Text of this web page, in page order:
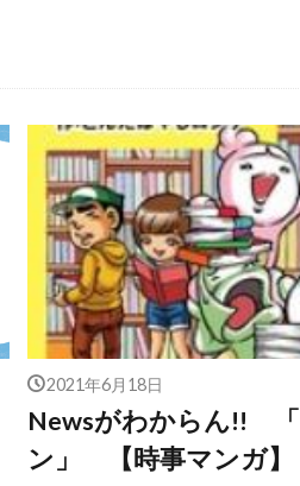
2021年6月18日
Newsがわからん!!
ン」 【時事マンガ】